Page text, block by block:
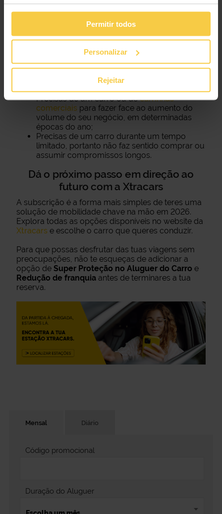
Permitir todos
Personalizar
Rejeitar
Mensal Diário
Duração do Aluguer
Código promocional
Existem vários cenários em que um carro chave na
mão pode ser a melhor opção. Tudo depende
daquilo que estás à procura. Aqui ficam alguns
exemplos de quando pode fazer sentido optar pelo
aluguer mensal de carros:
Procuras um carro para o dia a dia, mas não
te queres preocupar com revisões ou
seguros;
Precisas de um carro ou decarrinhas
comerciais para fazer face ao aumento do
volume do seu negócio, em determinadas
épocas do ano;
Precisas de um carro durante um tempo
limitado, portanto não faz sentido comprar ou
assumir compromissos longos.
Dá o próximo passo em direção ao
futuro com a Xtracars
A subscrição é a forma mais simples de teres uma
solução de mobilidade chave na mão em 2026.
Explora todas as opções disponíveis no website da
Xtracars e escolhe o carro que queres conduzir.
Para que possas desfrutar das tuas viagens sem
preocupações, não te esqueças de adicionar a
opção de Super Proteção no Aluguer do Carro e
Redução de franquiaantes de terminares a tua
reserva.